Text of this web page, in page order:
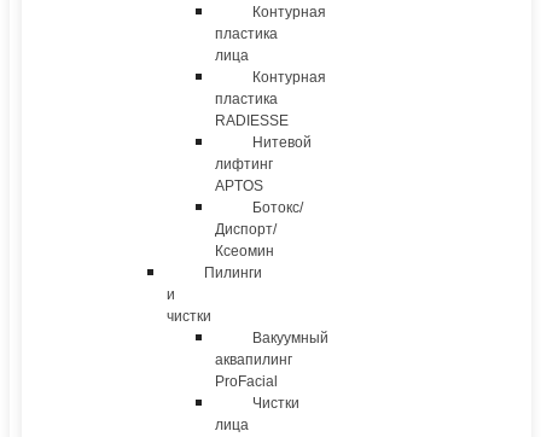
Контурная
пластика
лица
Контурная
пластика
RADIESSE
Нитевой
лифтинг
APTOS
Ботокс/
Диспорт/
Ксеомин
Пилинги
и
чистки
Вакуумный
аквапилинг
ProFacial
Чистки
лица